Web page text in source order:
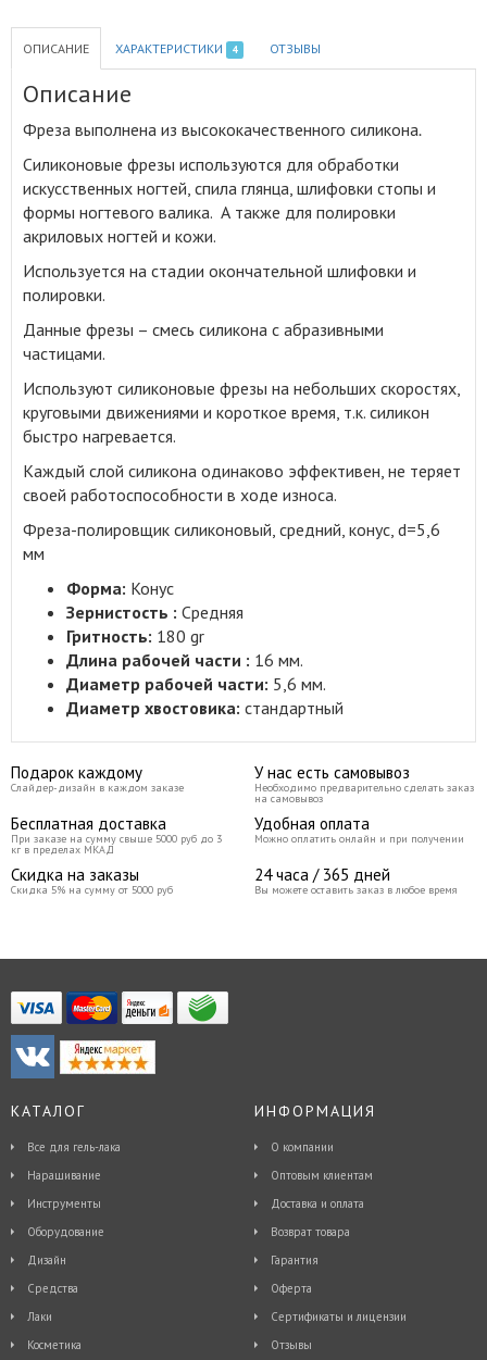
ОПИСАНИЕ ХАРАКТЕРИСТИКИ 4 ОТЗЫВЫ
Описание
Фреза выполнена из высококачественного силикона.
Силиконовые фрезы используются для обработки
искусственных ногтей, спила глянца, шлифовки стопы и
формы ногтевого валика. А также для полировки
акриловых ногтей и кожи.
Используется на стадии окончательной шлифовки и
полировки.
Данные фрезы – смесь силикона с абразивными
частицами.
Используют силиконовые фрезы на небольших скоростях,
круговыми движениями и короткое время, т.к. силикон
быстро нагревается.
Каждый слой силикона одинаково эффективен, не теряет
своей работоспособности в ходе износа.
Фреза-полировщик силиконовый, средний, конус, d=5,6
мм
Форма: Конус
Зернистость : Средняя
Гритность: 180 gr
Длина рабочей части : 16 мм.
Диаметр рабочей части: 5,6 мм.
Диаметр хвостовика: стандартный
Подарок каждому
Слайдер-дизайн в каждом заказе
У нас есть самовывоз
Необходимо предварительно сделать заказ
на самовывоз
Бесплатная доставка
При заказе на сумму свыше 5000 руб до 3
кг в пределах МКАД
Удобная оплата
Можно оплатить онлайн и при получении
Скидка на заказы
Скидка 5% на сумму от 5000 руб
24 часа / 365 дней
Вы можете оставить заказ в любое время
КАТАЛОГ
Все для гель-лака
Наращивание
Инструменты
Оборудование
Дизайн
Средства
Лаки
Косметика
ИНФОРМАЦИЯ
О компании
Оптовым клиентам
Доставка и оплата
Возврат товара
Гарантия
Оферта
Сертификаты и лицензии
Отзывы